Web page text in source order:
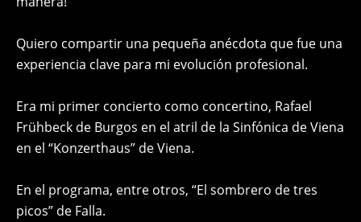
Quiero compartir una pequeña anécdota que fue una
experiencia clave para mi evolución profesional.
Era mi primer concierto como concertino, Rafael
Frühbeck de Burgos en el atril de la Sinfónica de Viena
en el “Konzerthaus” de Viena.
En el programa, entre otros, “El sombrero de tres
picos” de Falla.